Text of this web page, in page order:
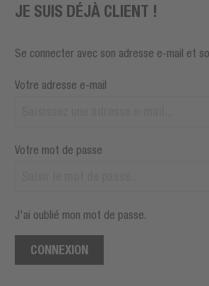
JE SUIS DÉJÀ CLIENT !
Se connecter avec son adresse e-mail et
Votre adresse e-mail
Votre mot de passe
J'ai oublié mon mot de passe.
CONNEXION